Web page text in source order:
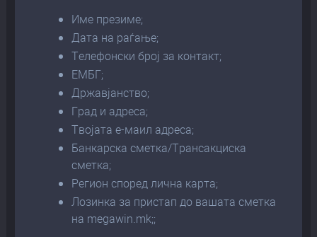
Име презиме;
Дата на раѓање;
Телефонски број за контакт;
ЕМБГ;
Државјанство;
Град и адреса;
Твојата е-маил адреса;
Банкарска сметка/Трансакциска
сметка;
Регион според лична карта;
Лозинка за пристап до вашата сметка
на megawin.mk;;